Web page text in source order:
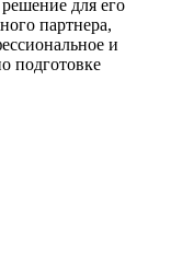
для его
партнера,
и
подготовке